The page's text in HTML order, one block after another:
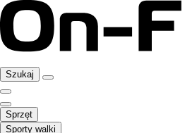
Szukaj
Sprzęt
Sporty walki